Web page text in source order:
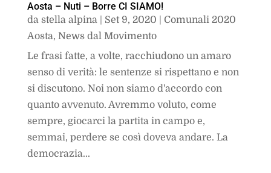
Aosta – Nuti – Borre CI SIAMO!
da stella alpina| Set 9, 2020
Comunali 2020
Aosta, News dal Movimento
Le frasi fatte, a volte, racchiudono un amaro
senso di verità: le sentenze si rispettano e non
si discutono. Noi non siamo d'accordo con
quanto avvenuto. Avremmo voluto, come
sempre, giocarci la partita in campo e,
semmai, perdere se così doveva andare. La
democrazia...